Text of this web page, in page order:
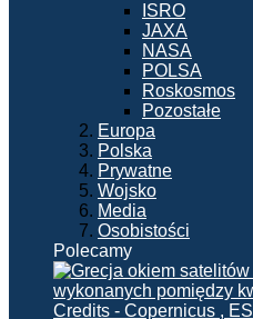
ISRO
JAXA
NASA
POLSA
Roskosmos
Pozostałe
Europa
Polska
Prywatne
Wojsko
Media
Osobistości
Polecamy